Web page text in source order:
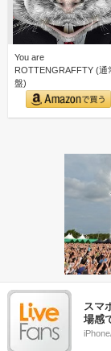
You are
ROTTENGRAFFTY (通
盤)
スマ
場感